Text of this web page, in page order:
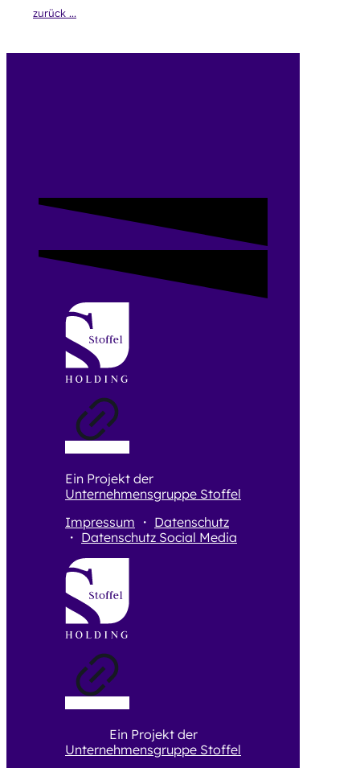
zurück ...
Ein Projekt der
Unternehmensgruppe Stoffel
Impressum ・ Datenschutz
・ Datenschutz Social Media
Ein Projekt der
Unternehmensgruppe Stoffel